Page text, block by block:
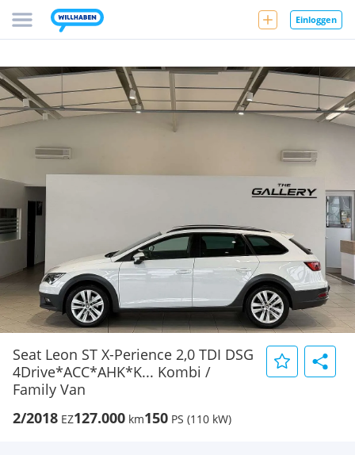
Einloggen
Seat Leon ST X-Perience 2,0 TDI DSG
4Drive*ACC*AHK*K... Kombi /
Family Van
2/2018 EZ127.000 km150 PS (110 kW)